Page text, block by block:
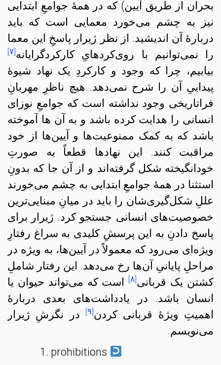
بحران از طریق آیین) که در همهٔ جوامعِ ابتدایی
نیز به چشم می‌خورد معمایی است که باید
دربارهٔ آن اندیشید. از نظر ژیرار پاسخِ این معما
را نمی‌توانیم با روی‌کردهایِ کارکردگرایانه[۷]
بیابیم، چرا که وجود و کارکردِ یک نهاد شیوهٔ
پیداییِ آن را شرح نمی‌دهد. هیچ ناظرِ مهربانِ
فراتاریخی وجود نداشته است که جوامعِ نوزای
انسانی را هدایت کرده باشد و به آن ها آموخته
باشد که به کمک ممنوعیت‌ها و آیین‌ها از خود
مراقبت کنند. این نهادها قطعاً به صورتِ
خودانگیخته شکل گرفته‌اند و از آن‌ جا که بدونِ
استثنا در همهٔ جوامعِ ابتدایی به چشم می‌خورند
عللِ شکل‌گیری‌شان را باید در میانِ مبنایی‌ترین
خصوصیت‌های انسانی جستجو کرد. ژیرار برای
پاسخ دادنِ به این پرسشِ کلیدی به سراغ رفتارِ
ویژه‌ای می‌رود که معمولاً در آیین‌ها، به ویژه در
مراحلِ پایانیِ آن‌ها رخ می‌دهد. این رفتار شاملِ
کشتن یک قربانی[۸]
است که می‌تواند حیوان یا
انسان باشد. در یادداشت‌های بعدی دربارهٔ
اهمیتِ ویژهٔ قربانی کردن[۹]
در نگرشِ ژیرار
می‌نویسم.
prohibitions